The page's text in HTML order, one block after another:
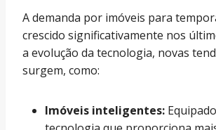
A demanda por imóveis para
crescido significativamente nos
a evolução da tecnologia, novas
surgem, como:
Imóveis inteligentes: